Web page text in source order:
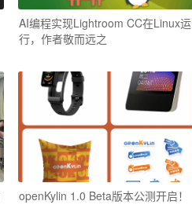
AI编程实现Lightroom CC在Linux运
行，作者敬而远之
openKylin 1.0 Beta版本公测开启！